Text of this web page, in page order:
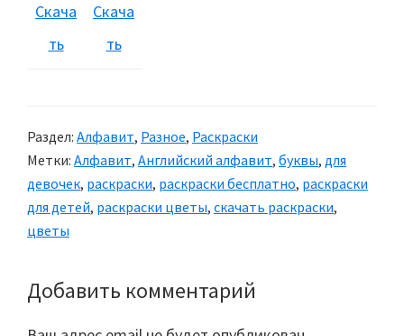
Скача
ть
Скача
ть
Раздел: Алфавит, Разное, Раскраски
Метки: Алфавит, Английский алфавит, буквы, для
девочек, раскраски, раскраски бесплатно, раскраски
для детей, раскраски цветы, скачать раскраски,
цветы
Reader
Interactions
Добавить комментарий